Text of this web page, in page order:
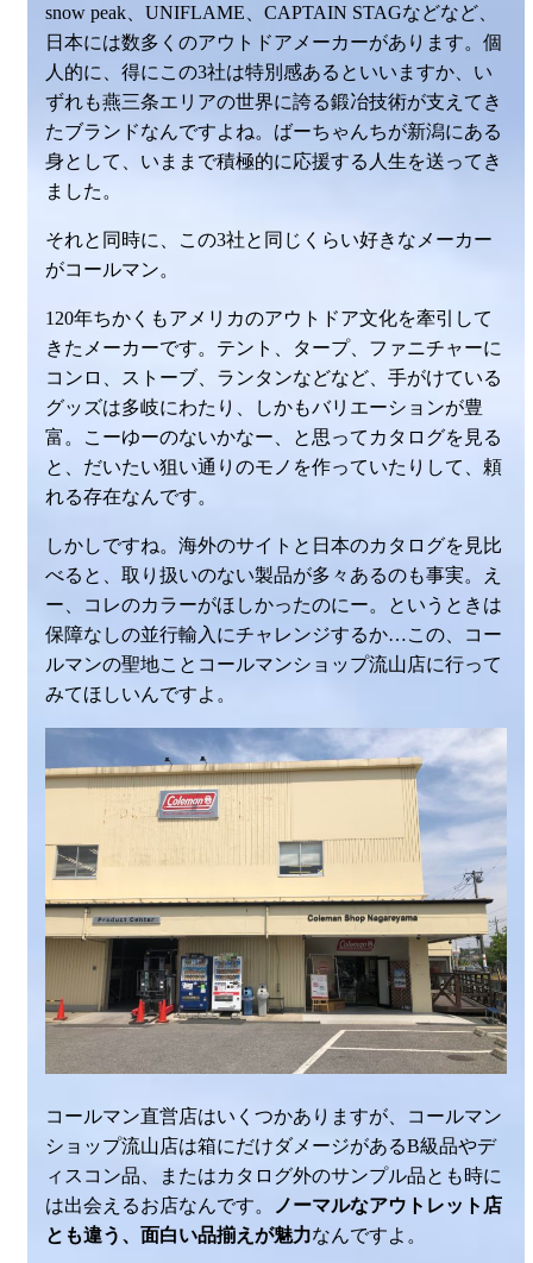
snow peak、UNIFLAME、CAPTAIN STAGなどなど、
日本には数多くのアウトドアメーカーがあります。個
人的に、得にこの3社は特別感あるといいますか、い
ずれも燕三条エリアの世界に誇る鍛冶技術が支えてき
たブランドなんですよね。ばーちゃんちが新潟にある
身として、いままで積極的に応援する人生を送ってき
ました。
それと同時に、この3社と同じくらい好きなメーカー
がコールマン。
120年ちかくもアメリカのアウトドア文化を牽引して
きたメーカーです。テント、タープ、ファニチャーに
コンロ、ストーブ、ランタンなどなど、手がけている
グッズは多岐にわたり、しかもバリエーションが豊
富。こーゆーのないかなー、と思ってカタログを見る
と、だいたい狙い通りのモノを作っていたりして、頼
れる存在なんです。
しかしですね。海外のサイトと日本のカタログを見比
べると、取り扱いのない製品が多々あるのも事実。え
ー、コレのカラーがほしかったのにー。というときは
保障なしの並行輸入にチャレンジするか…この、コー
ルマンの聖地ことコールマンショップ流山店に行って
みてほしいんですよ。
コールマン直営店はいくつかありますが、コールマン
ショップ流山店は箱にだけダメージがあるB級品やデ
ィスコン品、またはカタログ外のサンプル品とも時に
は出会えるお店なんです。
ノーマルなアウトレット店
とも違う、面白い品揃えが魅力なんですよ。